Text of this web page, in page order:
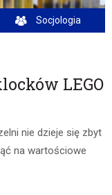
Socjologia
LEGO
nie dzieje się zbyt
na wartościowe